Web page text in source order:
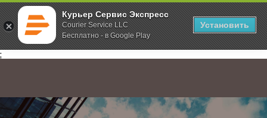
Курьер Сервис Экспресс
Courier Service LLC
Бесплатно - в Google Play
Установить
;
Главная О компании Новости Открытие нового офиса